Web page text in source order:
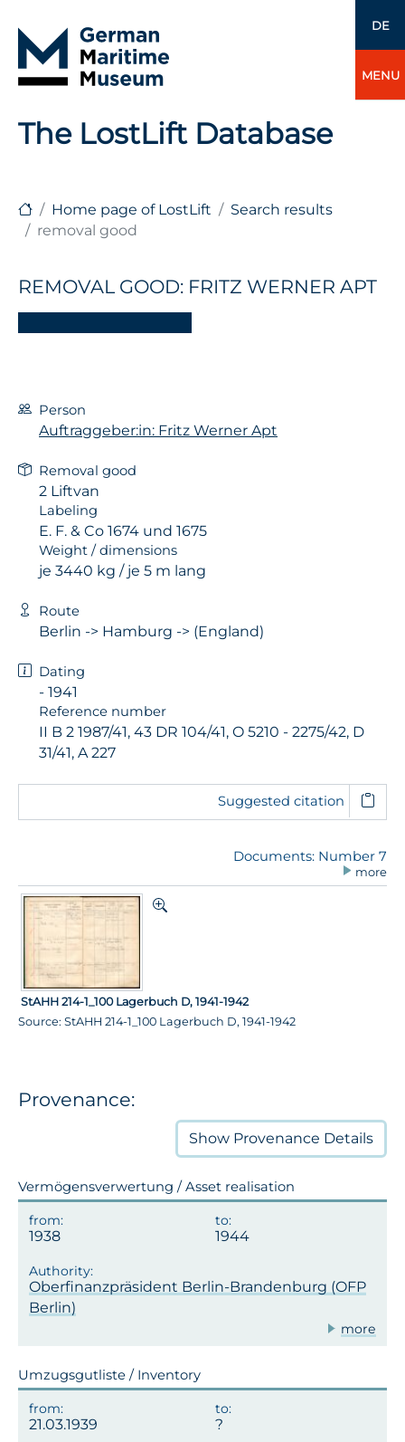
DE
MENU
The LostLift Database
Home page of LostLift
Search results
removal good
REMOVAL GOOD: FRITZ WERNER APT
Person
Auftraggeber:in: Fritz Werner Apt
Removal good
2 Liftvan
Labeling
E. F. & Co 1674 und 1675
Weight / dimensions
je 3440 kg / je 5 m lang
Route
Berlin -> Hamburg -> (England)
Dating
- 1941
Reference number
II B 2 1987/41, 43 DR 104/41, O 5210 - 2275/42, D
31/41, A 227
Suggested citation
Documents: Number 7
more
StAHH 214-1_100 Lagerbuch D, 1941-1942
Source: StAHH 214-1_100 Lagerbuch D, 1941-1942
Provenance:
Show Provenance Details
Vermögensverwertung / Asset realisation
1938 1944
Oberfinanzpräsident Berlin-Brandenburg (OFP
Berlin)
more
Umzugsgutliste / Inventory
21.03.1939